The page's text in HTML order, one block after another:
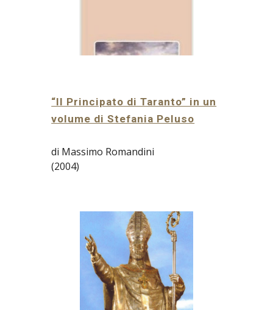
“Il Principato di Taranto” in un
volume di Stefania Peluso
di Massimo Romandini
(2004)